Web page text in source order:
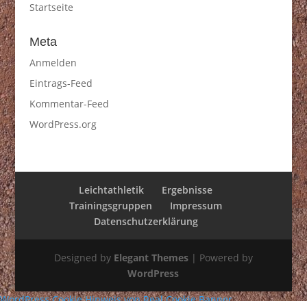
Startseite
Meta
Anmelden
Eintrags-Feed
Kommentar-Feed
WordPress.org
Leichtathletik
Ergebnisse
Trainingsgruppen
Impressum
Datenschutzerklärung
Designed by Elegant Themes| Powered by
WordPress